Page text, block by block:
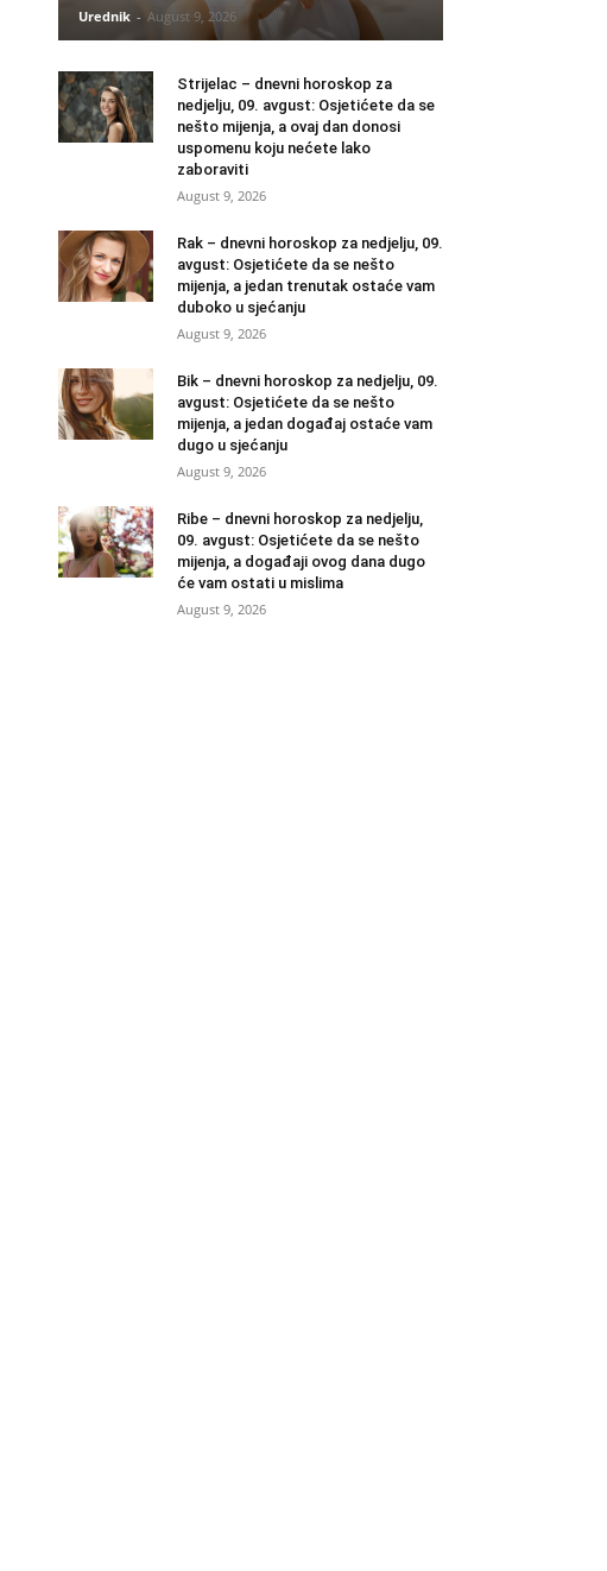
Urednik - August 9, 2026
Strijelac – dnevni horoskop za
nedjelju, 09. avgust: Osjetićete da se
nešto mijenja, a ovaj dan donosi
uspomenu koju nećete lako
zaboraviti
August 9, 2026
Rak – dnevni horoskop za nedjelju, 09.
avgust: Osjetićete da se nešto
mijenja, a jedan trenutak ostaće vam
duboko u sjećanju
August 9, 2026
Bik – dnevni horoskop za nedjelju, 09.
avgust: Osjetićete da se nešto
mijenja, a jedan događaj ostaće vam
dugo u sjećanju
August 9, 2026
Ribe – dnevni horoskop za nedjelju,
09. avgust: Osjetićete da se nešto
mijenja, a događaji ovog dana dugo
će vam ostati u mislima
August 9, 2026